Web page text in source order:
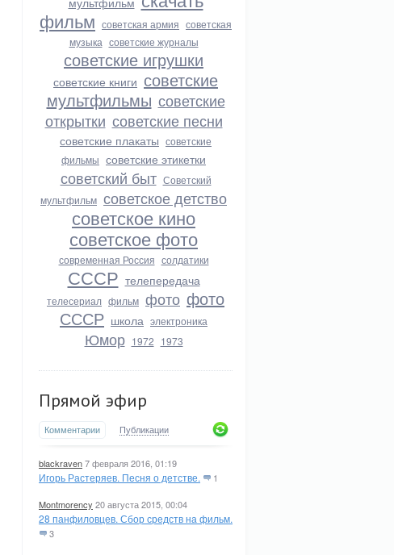
фильм советская армия советская
музыка советские журналы
советские игрушки
советские книги советские
мультфильмы советские
открытки советские песни
советские плакаты советские
фильмы советские этикетки
советский быт Советский
мультфильм советское детство
советское кино
советское фото
современная Россия солдатики
СССР телепередача
телесериал фильм фото фото
СССР школа электроника
Юмор 1972 1973
Прямой эфир
Комментарии Публикации
blackraven7 февраля 2016, 01:19
Игорь Растеряев. Песня о детстве. 1
Montmorency 20 августа 2015, 00:04
28 панфиловцев. Сбор средств на фильм.
3